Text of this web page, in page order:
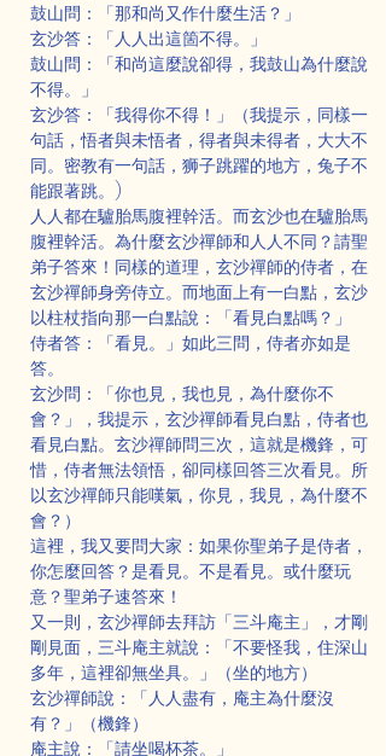
鼓山問：「那和尚又作什麼生活？」
玄沙答：「人人出這箇不得。」
鼓山問：「和尚這麼說卻得，我鼓山為什麼說
不得。」
玄沙答：「我得你不得！」（我提示，同樣一
句話，悟者與未悟者，得者與未得者，大大不
同。密教有一句話，狮子跳躍的地方，兔子不
能跟著跳。)
人人都在驢胎馬腹裡幹活。而玄沙也在驢胎馬
腹裡幹活。為什麼玄沙禪師和人人不同？請聖
弟子答來！同樣的道理，玄沙禪師的侍者，在
玄沙禪師身旁侍立。而地面上有一白點，玄沙
以柱杖指向那一白點說：「看見白點嗎？」
侍者答：「看見。」如此三問，侍者亦如是
答。
玄沙問：「你也見，我也見，為什麼你不
會？」，我提示，玄沙禪師看見白點，侍者也
看見白點。玄沙禪師問三次，這就是機鋒，可
惜，侍者無法領悟，卻同樣回答三次看見。所
以玄沙禪師只能嘆氣，你見，我見，為什麼不
會？）
這裡，我又要問大家：如果你聖弟子是侍者，
你怎麼回答？是看見。不是看見。或什麼玩
意？聖弟子速答來！
又一則，玄沙禪師去拜訪「三斗庵主」，才剛
剛見面，三斗庵主就說：「不要怪我，住深山
多年，這裡卻無坐具。」（坐的地方）
玄沙禪師說：「人人盡有，庵主為什麼沒
有？」（機鋒）
庵主說：「請坐喝杯茶。」